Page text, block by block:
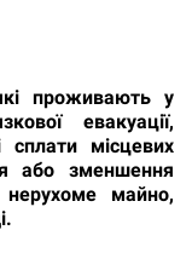
проживають у
евакуації,
сплати місцевих
або зменшення
майно,